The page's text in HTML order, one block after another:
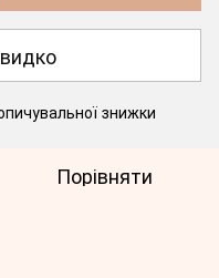
знижки
Порівняти